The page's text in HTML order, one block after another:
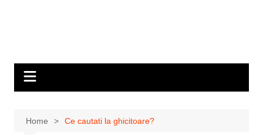
Home Ce cautati la ghicitoare?